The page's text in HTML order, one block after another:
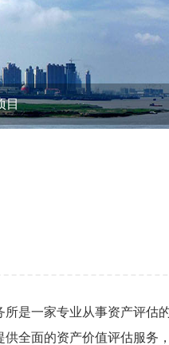
目
是一家专业从事资产评估
全面的资产价值评估服务